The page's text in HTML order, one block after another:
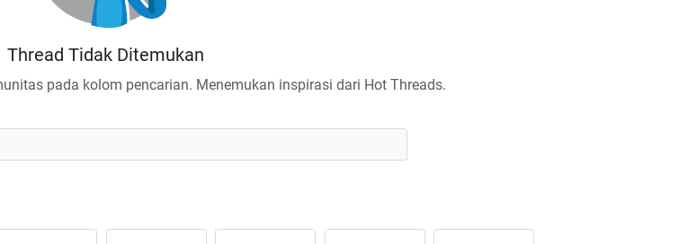
Thread Tidak Ditemukan
pada kolom pencarian. Menemukan inspirasi dari Hot Threads.